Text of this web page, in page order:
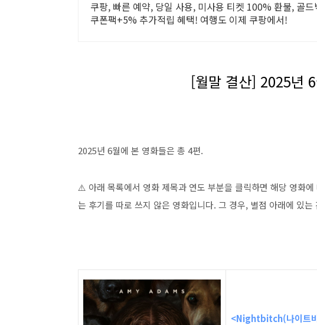
쿠팡, 빠른 예약, 당일 사용, 미사용 티켓 100% 환불, 골
쿠폰팩+5% 추가적립 혜택! 여행도 이제 쿠팡에서!
[월말 결산] 2025년
2025년 6월에 본 영화들은 총 4편.
⚠️ 아래 목록에서 영화 제목과 연도 부분을 클릭하면 해당 영화
는 후기를 따로 쓰지 않은 영화입니다. 그 경우, 별점 아래에 있
<Nightbitch(나이트